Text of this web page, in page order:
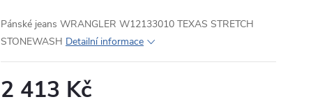
Pánské jeans WRANGLER W12133010 TEXAS STRETCH
STONEWASH Detailní informace
2 413 Kč